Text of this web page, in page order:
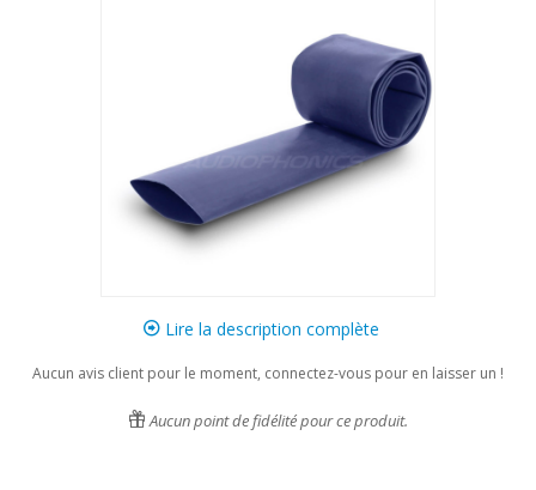
Lire la description complète
Aucun avis client pour le moment, connectez-vous pour en laisser un !
Aucun point de fidélité pour ce produit.